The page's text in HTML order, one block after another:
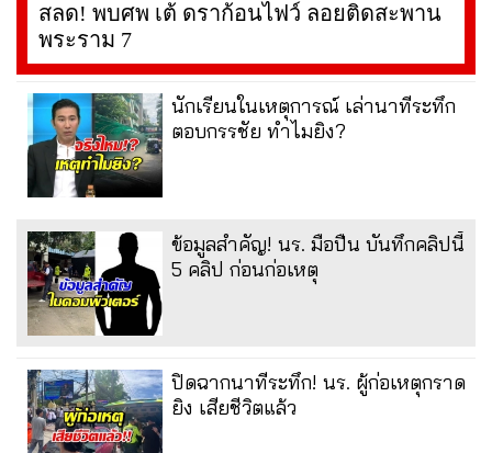
สลด! พบศพ เต้ ดราก้อนไฟว์ ลอยติดสะพาน
พระราม 7
นักเรียนในเหตุการณ์ เล่านาทีระทึก
ตอบกรรชัย ทำไมยิง?
ข้อมูลสำคัญ! นร. มือปืน บันทึกคลิปนี้
5 คลิป ก่อนก่อเหตุ
ปิดฉากนาทีระทึก! นร. ผู้ก่อเหตุกราด
ยิง เสียชีวิตแล้ว